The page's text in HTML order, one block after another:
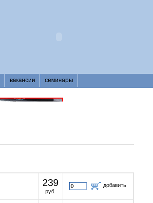
вакансии семинары
239
руб.
добавить